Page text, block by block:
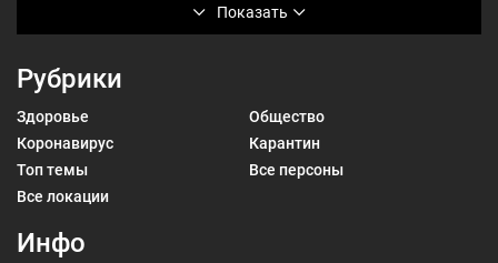
Показать
Рубрики
Здоровье
Общество
Коронавирус
Карантин
Топ темы
Все персоны
Все локации
Инфо